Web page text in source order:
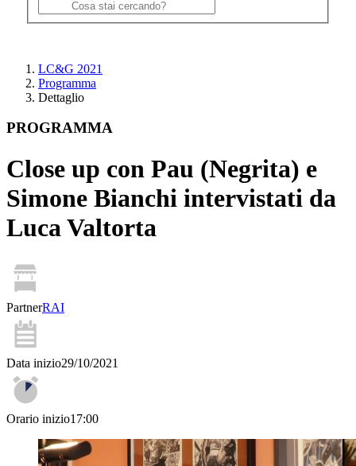
LC&G 2021
Programma
Dettaglio
PROGRAMMA
Close up con Pau (Negrita) e
Simone Bianchi intervistati da
Luca Valtorta
PartnerRAI
Data inizio29/10/2021
Orario inizio17:00